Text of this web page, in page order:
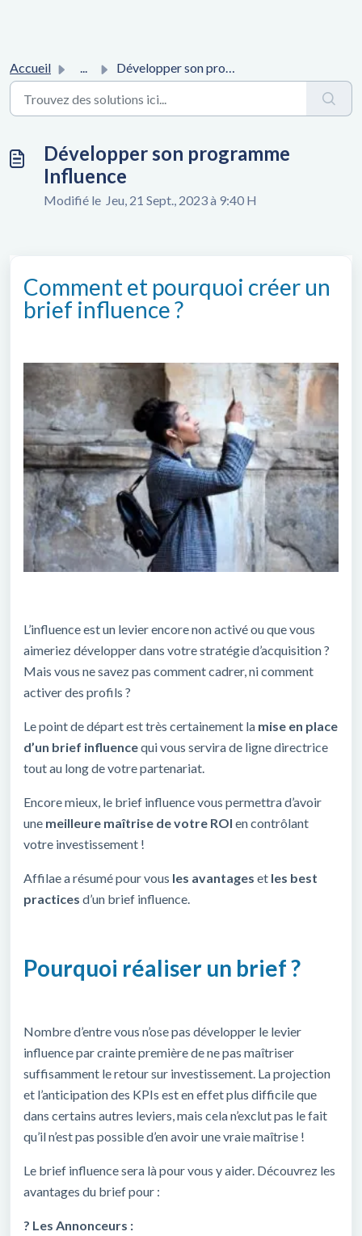
Accueil ... Développer son programme Influence
Développer son programme
Influence
Modifié le Jeu, 21 Sept., 2023 à 9:40 H
Comment et pourquoi créer un
brief influence ?
L’influence est un levier encore non activé ou que vous
aimeriez développer dans votre stratégie d’acquisition ?
Mais vous ne savez pas comment cadrer, ni comment
activer des profils ?
Le point de départ est très certainement la mise en place
d’un brief influencequi vous servira de ligne directrice
tout au long de votre partenariat.
Encore mieux, le brief influence vous permettra d’avoir
une meilleure maîtrise de votre ROI en contrôlant
votre investissement !
Affilae a résumé pour vous les avantages et les best
practices d’un brief influence.
Pourquoi réaliser un brief ?
Nombre d’entre vous n’ose pas développer le levier
influence par crainte première de ne pas maîtriser
suffisamment le retour sur investissement. La projection
et l’anticipation des KPIs est en effet plus difficile que
dans certains autres leviers, mais cela n’exclut pas le fait
qu’il n’est pas possible d’en avoir une vraie maîtrise !
Le brief influence sera là pour vous y aider. Découvrez les
avantages du brief pour :
?️ Les Annonceurs :